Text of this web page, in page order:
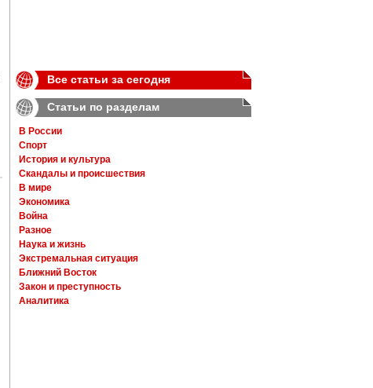
Все статьи за сегодня
Статьи по разделам
В России
Спорт
История и культура
Скандалы и происшествия
В мире
Экономика
Война
Разное
Наука и жизнь
Экстремальная ситуация
Ближний Восток
Закон и преступность
Аналитика